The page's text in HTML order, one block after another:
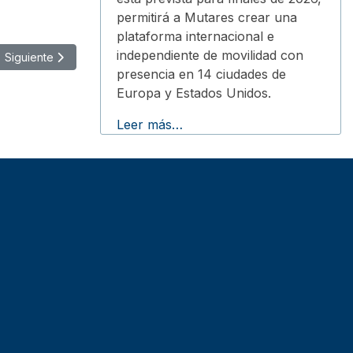
Artículo siguiente: Alianza de Arval y ClimateSeed para
Siguiente
permitirá a Mutares crear una
plataforma internacional e
independiente de movilidad con
presencia en 14 ciudades de
Europa y Estados Unidos.
Leer más…